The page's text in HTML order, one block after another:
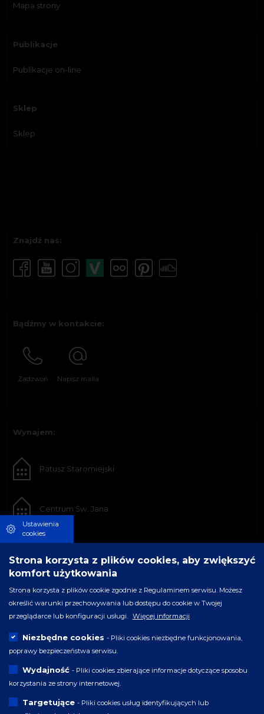
Mapa strony
Publikacje
Publikacje on-line
Sklep
Sklep
Znajdź nas:
Bądźmy w kontakcie:
Zadzwoń Napisz maila
Wynajem:
Ratusz Staromiejski
Centrum Św. Jana
Ustawienia
cookies
Strona korzysta z plików cookies, aby zwiększyć
komfort użytkowania
Strona korzysta z plików cookie zgodnie z Regulaminem serwisu. Możesz
określić warunki przechowywania lub dostępu do cookie w Twojej
przeglądarce lub konfiguracji usługi.
Więcej informacji
Niezbędne cookies - Pliki cookies niezbędne funkcjonowania,
poprawy bezpieczeństwa serwisu.
Wydajność - Pliki cookies zbierające informacje dotyczące sposobu
korzystania ze strony internetowej.
Targetujące - Pliki cookies usług identyfikujących lub